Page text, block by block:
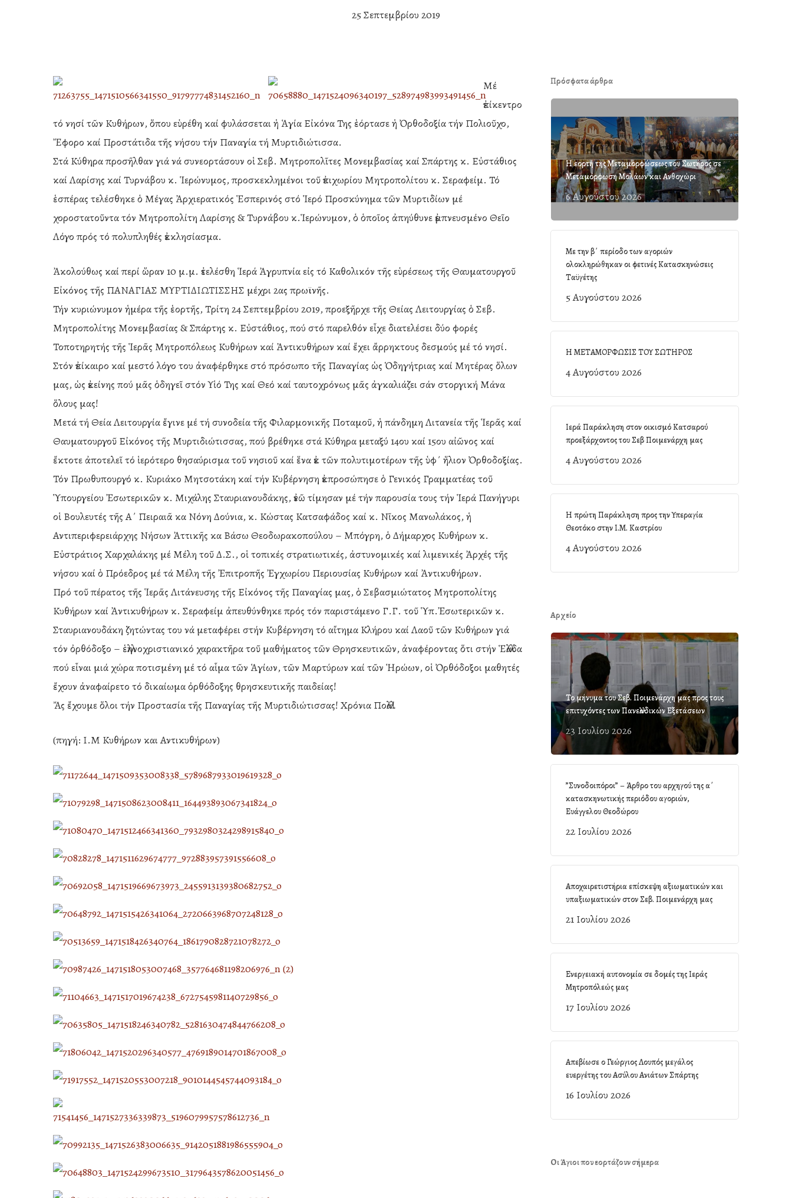
Hit enter to search or ESC to close
25 Σεπτεμβρίου 2019
Μέ
ἐπίκεντρο
τό νησί τῶν Κυθήρων, ὅπου εὑρέθη καί φυλάσσεται ἡ Ἁγία Εἰκόνα Της ἑόρτασε ἡ Ὀρθοδοξία τήν Πολιοῦχο,
Ἔφορο καί Προστάτιδα τῆς νήσου τήν Παναγία τή Μυρτιδιώτισσα.
Στά Κύθηρα προσῆλθαν γιά νά συνεορτάσουν οἱ Σεβ. Μητροπολῖτες Μονεμβασίας καί Σπάρτης κ. Εὐστάθιος
καί Λαρίσης καί Τυρνάβου κ. Ἱερώνυμος, προσκεκλημένοι τοῦ ἐπιχωρίου Μητροπολίτου κ. Σεραφείμ. Τό
ἑσπέρας τελέσθηκε ὁ Μέγας Ἀρχιερατικός Ἑσπερινός στό Ἱερό Προσκύνημα τῶν Μυρτιδίων μέ
χοροστατοῦντα τόν Μητροπολίτη Λαρίσης & Τυρνάβου κ.Ἱερώνυμον, ὁ ὁποῖος ἀπηύθυνε ἐμπνευσμένο Θεῖο
Λόγο πρός τό πολυπληθές ἐκκλησίασμα.
Ἀκολούθως καί περί ὥραν 10 μ.μ. ἐτελέσθη Ἱερά Ἀγρυπνία εἰς τό Καθολικόν τῆς εὑρέσεως τῆς Θαυματουργοῦ
Εἰκόνος τῆς ΠΑΝΑΓΙΑΣ ΜΥΡΤΙΔΙΩΤΙΣΣΗΣ μέχρι 2ας πρωϊνῆς.
Τήν κυριώνυμον ἡμέρα τῆς ἑορτῆς, Τρίτη 24 Σεπτεμβρίου 2019, προεξῆρχε τῆς Θείας Λειτουργίας ὁ Σεβ.
Μητροπολίτης Μονεμβασίας & Σπάρτης κ. Εὐστάθιος, πού στό παρελθόν εἶχε διατελέσει δύο φορές
Τοποτηρητής τῆς Ἱερᾶς Μητροπόλεως Κυθήρων καί Ἀντικυθήρων καί ἔχει ἄρρηκτους δεσμούς μέ τό νησί.
Στόν ἐπίκαιρο καί μεστό λόγο του ἀναφέρθηκε στό πρόσωπο τῆς Παναγίας ὡς Ὁδηγήτριας καί Μητέρας ὅλων
μας, ὡς ἐκείνης πού μᾶς ὁδηγεῖ στόν Υἱό Της καί Θεό καί ταυτοχρόνως μᾶς ἀγκαλιάζει σάν στοργική Μάνα
ὅλους μας!
Μετά τή Θεία Λειτουργία ἔγινε μέ τή συνοδεία τῆς Φιλαρμονικῆς Ποταμοῦ, ἡ πάνδημη Λιτανεία τῆς Ἱερᾶς καί
Θαυματουργοῦ Εἰκόνος τῆς Μυρτιδιώτισσας, πού βρέθηκε στά Κύθηρα μεταξύ 14ου καί 15ου αἰῶνος καί
ἔκτοτε ἀποτελεῖ τό ἱερότερο θησαύρισμα τοῦ νησιοῦ καί ἕνα ἐκ τῶν πολυτιμοτέρων τῆς ὑφ΄ ἥλιον Ὀρθοδοξίας.
Τόν Πρωθυπουργό κ. Κυριάκο Μητσοτάκη καί τήν Κυβέρνηση ἐκπροσώπησε ὁ Γενικός Γραμματέας τοῦ
Ὑπουργείου Ἐσωτερικῶν κ. Μιχάλης Σταυριανουδάκης, ἐνῶ τίμησαν μέ τήν παρουσία τους τήν Ἱερά Πανήγυρι
οἱ Βουλευτές τῆς Α΄ Πειραιᾶ κα Νόνη Δούνια, κ. Κώστας Κατσαφάδος καί κ. Νῖκος Μανωλάκος, ἡ
Αντιπεριφερειάρχης Νήσων Ἀττικῆς κα Βάσω Θεοδωρακοπούλου – Μπόγρη, ὁ Δήμαρχος Κυθήρων κ.
Εὐστράτιος Χαρχαλάκης μέ Μέλη τοῦ Δ.Σ., οἱ τοπικές στρατιωτικές, ἀστυνομικές καί λιμενικές Ἀρχές τῆς
νήσου καί ὁ Πρόεδρος μέ τά Μέλη τῆς Ἐπιτροπῆς Ἐγχωρίου Περιουσίας Κυθήρων καί Ἀντικυθήρων.
Πρό τοῦ πέρατος τῆς Ἱερᾶς Λιτάνευσης τῆς Εἰκόνος τῆς Παναγίας μας, ὁ Σεβασμιώτατος Μητροπολίτης
Κυθήρων καί Ἀντικυθήρων κ. Σεραφείμ ἀπευθύνθηκε πρός τόν παριστάμενο Γ.Γ. τοῦ Ὑπ.Ἐσωτερικῶν κ.
Σταυριανουδάκη ζητώντας του νά μεταφέρει στήν Κυβέρνηση τό αἴτημα Κλήρου καί Λαοῦ τῶν Κυθήρων γιά
τόν ὀρθόδοξο – ἑλληνοχριστιανικό χαρακτῆρα τοῦ μαθήματος τῶν Θρησκευτικῶν, ἀναφέροντας ὅτι στήν Ἑλλάδα
πού εἶναι μιά χώρα ποτισμένη μέ τό αἷμα τῶν Ἁγίων, τῶν Μαρτύρων καί τῶν Ἡρώων, οἱ Ὀρθόδοξοι μαθητές
ἔχουν ἀναφαίρετο τό δικαίωμα ὀρθόδοξης θρησκευτικῆς παιδείας!
Ἄς ἔχουμε ὅλοι τήν Προστασία τῆς Παναγίας τῆς Μυρτιδιώτισσας! Χρόνια Πολλά!
(πηγή: Ι.Μ Κυθήρων και Αντικυθήρων)
Πρόσφατα άρθρα
Η εορτή της Μεταμορφώσεως του Σωτήρος σε
Μεταμόρφωση Μολάων και Ανθοχώρι
6 Αυγούστου 2026
Με την β΄ περίοδο των αγοριών
ολοκληρώθηκαν οι φετινές Κατασκηνώσεις
Ταϋγέτης
5 Αυγούστου 2026
Η ΜΕΤΑΜΟΡΦΩΣΙΣ ΤΟΥ ΣΩΤΗΡΟΣ
4 Αυγούστου 2026
Ιερά Παράκληση στον οικισμό Κατσαρού
προεξάρχοντος του Σεβ Ποιμενάρχη μας
4 Αυγούστου 2026
Η πρώτη Παράκληση προς την Υπεραγία
Θεοτόκο στην Ι.Μ. Καστρίου
4 Αυγούστου 2026
Αρχείο
Το μήνυμα του Σεβ. Ποιμενάρχη μας προς τους
επιτυχόντες των Πανελλαδικών Εξετάσεων
23 Ιουλίου 2026
”Συνοδοιπόροι” – Άρθρο του αρχηγού της α΄
κατασκηνωτικής περιόδου αγοριών,
Ευάγγελου Θεοδώρου
22 Ιουλίου 2026
Αποχαιρετιστήρια επίσκεψη αξιωματικών και
υπαξιωματικών στον Σεβ. Ποιμενάρχη μας
21 Ιουλίου 2026
Ενεργειακή αυτονομία σε δομές της Ιεράς
Μητροπόλεώς μας
17 Ιουλίου 2026
Απεβίωσε ο Γεώργιος Λουπός μεγάλος
ευεργέτης του Ασύλου Ανιάτων Σπάρτης
16 Ιουλίου 2026
Οι Άγιοι που εορτάζουν σήμερα